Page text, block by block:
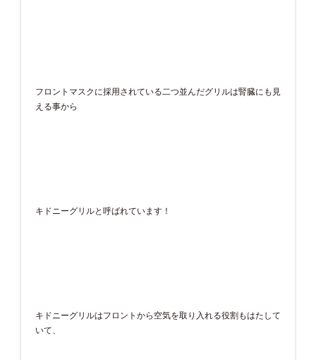
フロントマスクに採用されている二つ並んだグリルは腎臓にも見
える事から
キドニーグリルと呼ばれています！
キドニーグリルはフロントから空気を取り入れる役割もはたして
いて、